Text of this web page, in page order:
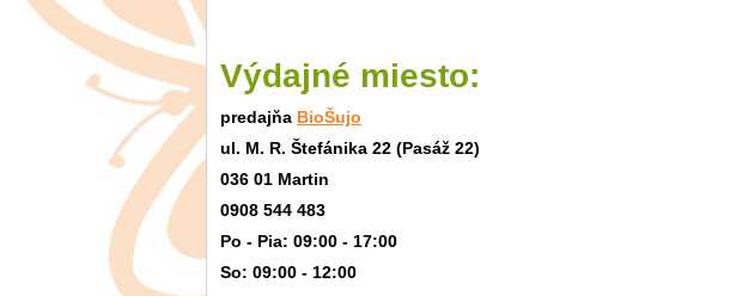
Výdajné miesto:
predajňa BioŠujo
ul. M. R. Štefánika 22 (Pasáž 22)
036 01 Martin
0908 544 483
Po - Pia: 09:00 - 17:00
So: 09:00 - 12:00